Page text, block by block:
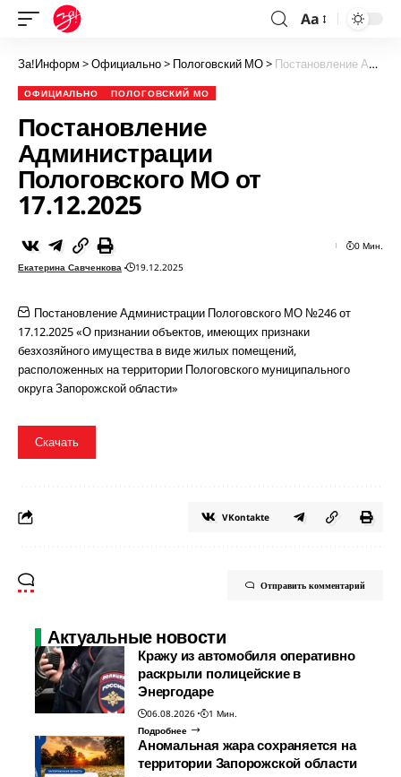
Aa
За!Информ >Официально> Пологовский МО> Постановление Администрации Пологовского МО от 17.12.2025
ОФИЦИАЛЬНО ПОЛОГОВСКИЙ МО
Постановление
Администрации
Пологовского МО от
17.12.2025
Екатерина Савченкова 19.12.2025
0 Мин.
Постановление Администрации Пологовского МО №246 от
17.12.2025 «О признании объектов, имеющих признаки
безхозяйного имущества в виде жилых помещений,
расположенных на территории Пологовского муниципального
округа Запорожской области»
Скачать
VKontakte
Отправить комментарий
Актуальные новости
Кражу из автомобиля оперативно
раскрыли полицейские в
Энергодаре
06.08.2026
1 Мин.
Подробнее
Аномальная жара сохраняется на
территории Запорожской области